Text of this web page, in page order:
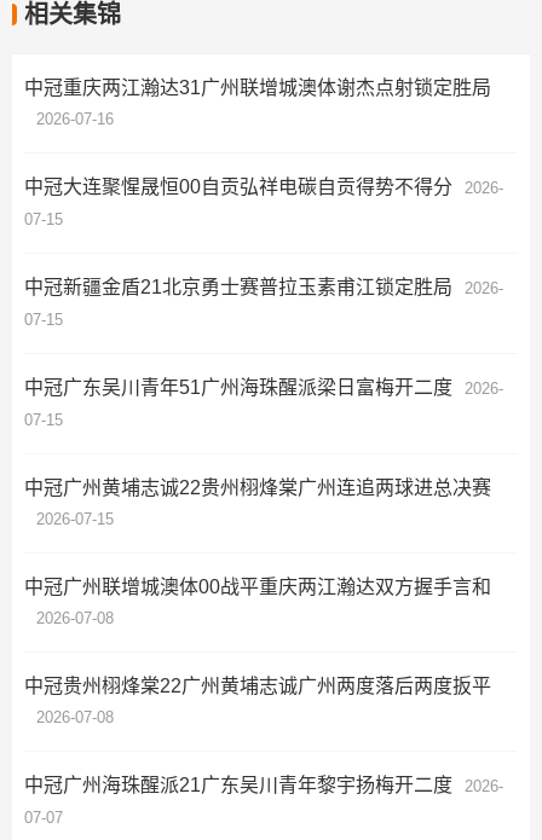
相关集锦
中冠重庆两江瀚达31广州联增城澳体谢杰点射锁定胜局
2026-07-16
中冠大连聚惺晟恒00自贡弘祥电碳自贡得势不得分
2026-
07-15
中冠新疆金盾21北京勇士赛普拉玉素甫江锁定胜局
2026-
07-15
中冠广东吴川青年51广州海珠醒派梁日富梅开二度
2026-
07-15
中冠广州黄埔志诚22贵州栩烽棠广州连追两球进总决赛
2026-07-15
中冠广州联增城澳体00战平重庆两江瀚达双方握手言和
2026-07-08
中冠贵州栩烽棠22广州黄埔志诚广州两度落后两度扳平
2026-07-08
中冠广州海珠醒派21广东吴川青年黎宇扬梅开二度
2026-
07-07